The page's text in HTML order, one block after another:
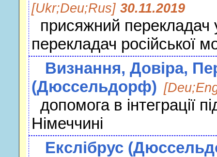
[Ukr;Deu;Rus] 30.11.2019
присяжний перекладач
перекладач російської
Визнання, Довіра,
(Дюссельдорф)
допомога в інтеграції
Німеччині
Екслібрус